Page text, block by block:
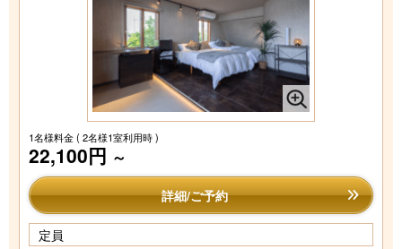
1名様料金( 2名様1室利用時 )
22,100円 ～
詳細/ご予約
定員